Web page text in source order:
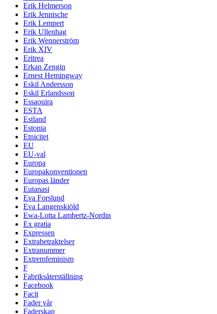
Erik Helmerson
Erik Jennische
Erik Lempert
Erik Ullenhag
Erik Wennerström
Erik XIV
Eritrea
Erkan Zengin
Ernest Hemingway
Eskil Andersson
Eskil Erlandsson
Essaouira
ESTA
Estland
Estonia
Etnicitet
EU
EU-val
Europa
Europakonventionen
Europas länder
Eutanasi
Eva Forslund
Eva Langenskiöld
Ewa-Lotta Lambertz-Nordin
Ex gratia
Expressen
Extrabetraktelser
Extranummer
Extremfeminism
F
Fabriksåterställning
Facebook
Facit
Fader vår
Faderskap